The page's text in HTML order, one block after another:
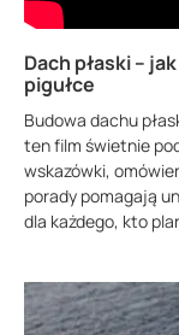
Dach płaski –
pigułce
Budowa dachu
ten film świetnie
wskazówki,
porady pomagają
dla każdego, kto